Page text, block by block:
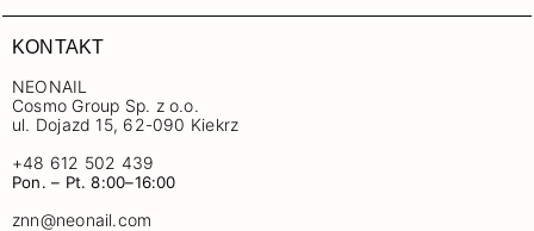
KONTAKT
NEONAIL
Cosmo Group Sp. z o.o.
ul. Dojazd 15, 62-090 Kiekrz
+48 612 502 439
Pon. – Pt. 8:00–16:00
znn@neonail.com